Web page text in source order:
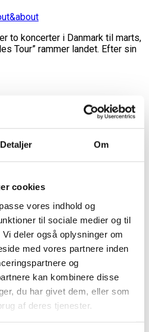
Detaljer Om
cookies
vores indhold og
til sociale medier og til
deler også oplysninger om
med vores partnere inden
og
kan kombinere disse
du har givet dem, eller som
af deres tjenester.
to koncerter i Danmark til marts,
Tour” rammer landet. Efter sin
russisk lov i